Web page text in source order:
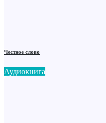
Честное слово
Аудиокнига